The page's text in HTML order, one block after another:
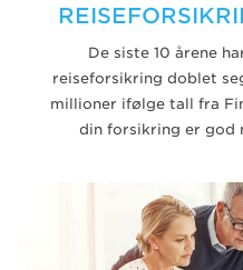
De siste 10 årene
reiseforsikring doblet
millioner ifølge tall fra
din forsikring er god